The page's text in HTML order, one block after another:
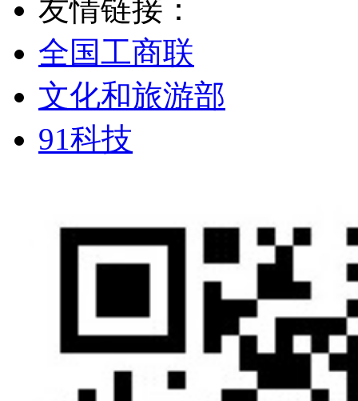
友情链接：
全国工商联
文化和旅游部
91科技